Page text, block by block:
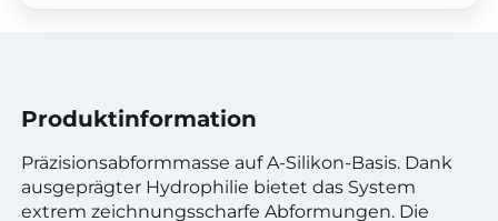
Produktinformation
Präzisionsabformmasse auf A-Silikon-Basis. Dank
ausgeprägter Hydrophilie bietet das System
extrem zeichnungsscharfe Abformungen. Die